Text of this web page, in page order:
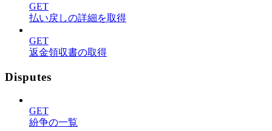
GET
払い戻しの詳細を取得
GET
返金領収書の取得
Disputes
GET
紛争の一覧